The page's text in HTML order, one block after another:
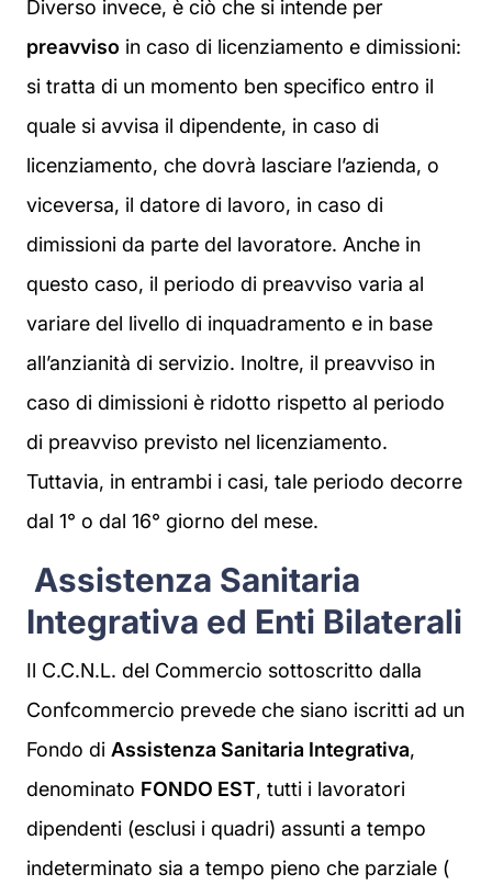
Diverso invece, è ciò che si intende per
preavviso in caso di licenziamento e dimissioni:
si tratta di un momento ben specifico entro il
quale si avvisa il dipendente, in caso di
licenziamento, che dovrà lasciare l’azienda, o
viceversa, il datore di lavoro, in caso di
dimissioni da parte del lavoratore. Anche in
questo caso, il periodo di preavviso varia al
variare del livello di inquadramento e in base
all’anzianità di servizio. Inoltre, il preavviso in
caso di dimissioni è ridotto rispetto al periodo
di preavviso previsto nel licenziamento.
Tuttavia, in entrambi i casi, tale periodo decorre
dal 1° o dal 16° giorno del mese.
Assistenza Sanitaria
Integrativa ed Enti Bilaterali
Il C.C.N.L. del Commercio sottoscritto dalla
Confcommercio prevede che siano iscritti ad un
Fondo di Assistenza Sanitaria Integrativa,
denominato FONDO EST, tutti i lavoratori
dipendenti (esclusi i quadri) assunti a tempo
indeterminato sia a tempo pieno che parziale (